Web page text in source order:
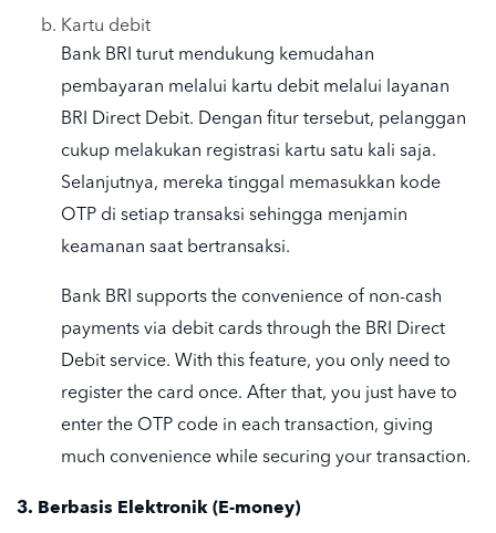
Kartu debit
Bank BRI turut mendukung kemudahan
pembayaran melalui kartu debit melalui layanan
BRI Direct Debit. Dengan fitur tersebut, pelanggan
cukup melakukan registrasi kartu satu kali saja.
Selanjutnya, mereka tinggal memasukkan kode
OTP di setiap transaksi sehingga menjamin
keamanan saat bertransaksi.
Bank BRI supports the convenience of non-cash
payments via debit cards through the BRI Direct
Debit service. With this feature, you only need to
register the card once. After that, you just have to
enter the OTP code in each transaction, giving
much convenience while securing your transaction.
3. Berbasis Elektronik (E-money)